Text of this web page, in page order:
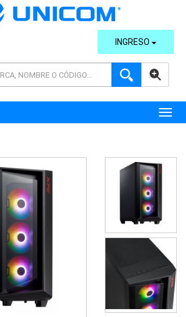
AVANZADA
INGRESO